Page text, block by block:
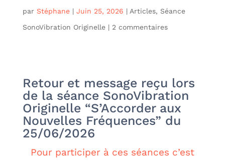
par Stéphane| Juin 25, 2026 | Articles, Séance
SonoVibration Originelle| 2 commentaires
Retour et message reçu lors
de la séance SonoVibration
Originelle “S’Accorder aux
Nouvelles Fréquences” du
25/06/2026
Pour participer à ces séances c’est